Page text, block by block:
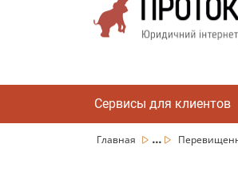
Сервисы для клиентов
Главная ...